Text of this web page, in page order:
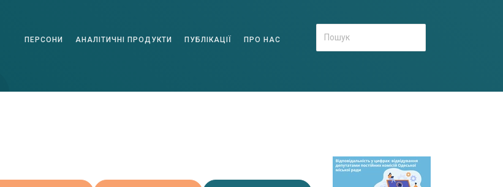
ПЕРСОНИ АНАЛІТИЧНІ ПРОДУКТИ ПУБЛІКАЦІЇ ПРО НАС